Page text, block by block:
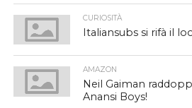
CURIOSITÀ
Italiansubs si rifà il
AMAZON
Neil Gaiman
Anansi Boys!